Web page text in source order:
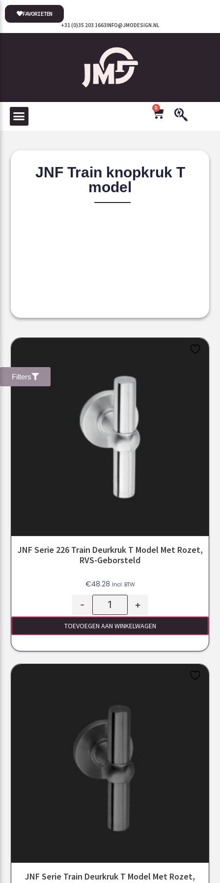
INFO@JMODESIGN.NL
+31 (0)35 203 1663
FAVORIETEN
0
JNF Train knopkruk T
model
Filters
JNF Serie 226 Train Deurkruk T Model Met Rozet,
RVS-Geborsteld
€48.28 Incl. BTW
- +
TOEVOEGEN AAN WINKELWAGEN
JNF Serie Train Deurkruk T Model Met Rozet,